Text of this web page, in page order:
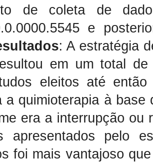
de coleta de
e
: A estratégia
em um total
eleitos até
a quimioterapia à
era a interrupção ou
apresentados pelo
foi mais vantajoso